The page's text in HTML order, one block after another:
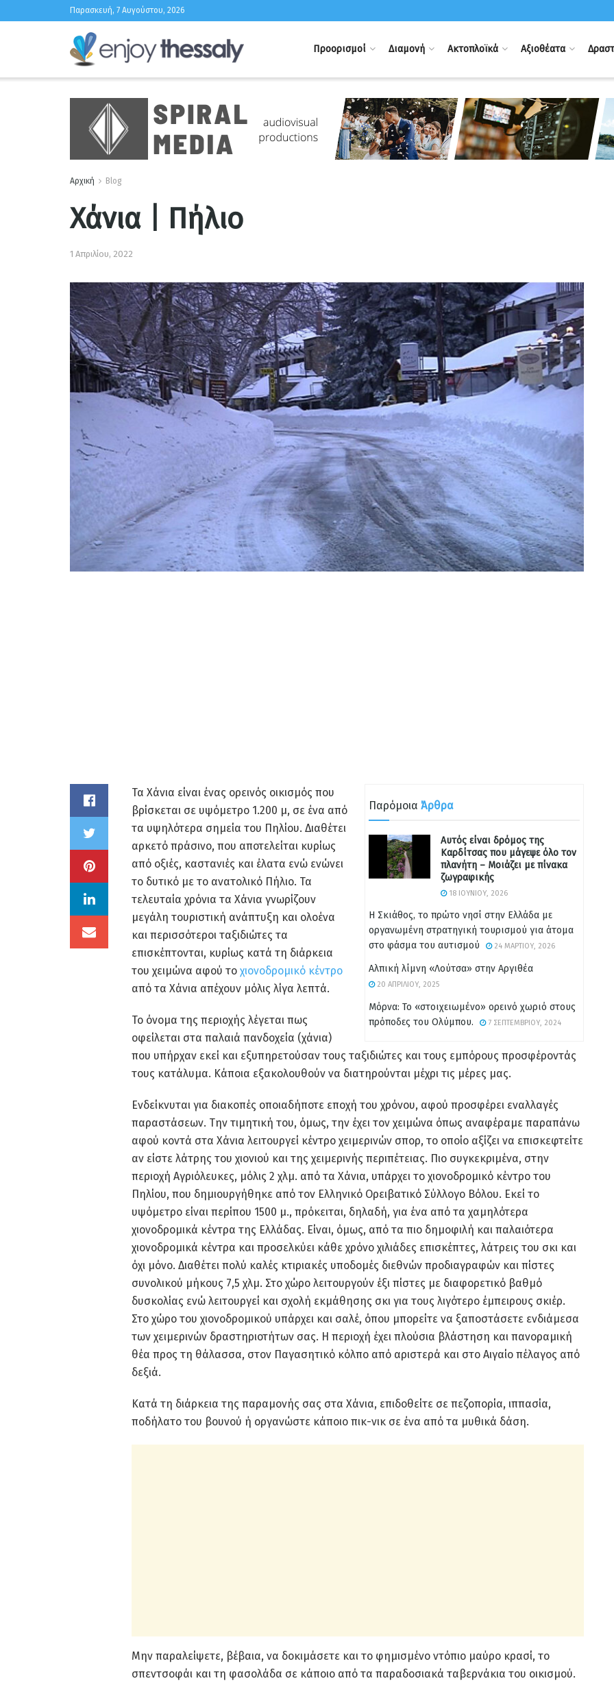
Παρασκευή, 7 Αυγούστου, 2026
Προορισμοί Διαμονή Ακτοπλοϊκά Αξιοθέατα
Αρχική Blog
Χάνια | Πήλιο
1 Απριλίου, 2022
Παρόμοια Άρθρα
Αυτός είναι δρόμος της
Καρδίτσας που μάγεψε όλο τον
πλανήτη – Μοιάζει με πίνακα
ζωγραφικής
18 ΙΟΥΝΊΟΥ, 2026
Η Σκιάθος, το πρώτο νησί στην Ελλάδα με
οργανωμένη στρατηγική τουρισμού για άτομα
στο φάσμα του αυτισμού
24 ΜΑΡΤΊΟΥ, 2026
Αλπική λίμνη «Λούτσα» στην Αργιθέα
20 ΑΠΡΙΛΊΟΥ, 2025
Μόρνα: Το «στοιχειωμένο» ορεινό χωριό στους
πρόποδες του Ολύμπου.
7 ΣΕΠΤΕΜΒΡΊΟΥ, 2024
Τα Χάνια είναι ένας ορεινός οικισμός που
βρίσκεται σε υψόμετρο 1.200 μ, σε ένα από
τα υψηλότερα σημεία του Πηλίου. Διαθέτει
αρκετό πράσινο, που αποτελείται κυρίως
από οξιές, καστανιές και έλατα ενώ ενώνει
το δυτικό με το ανατολικό Πήλιο. Τα
τελευταία χρόνια τα Χάνια γνωρίζουν
μεγάλη τουριστική ανάπτυξη και ολοένα
και περισσότεροι ταξιδιώτες τα
επισκέπτονται, κυρίως κατά τη διάρκεια
του χειμώνα αφού το χιονοδρομικό κέντρο
από τα Χάνια απέχουν μόλις λίγα λεπτά.
Το όνομα της περιοχής λέγεται πως
οφείλεται στα παλαιά πανδοχεία (χάνια)
που υπήρχαν εκεί και εξυπηρετούσαν τους ταξιδιώτες και τους εμπόρους προσφέροντάς
τους κατάλυμα. Κάποια εξακολουθούν να διατηρούνται μέχρι τις μέρες μας.
Ενδείκνυται για διακοπές οποιαδήποτε εποχή του χρόνου, αφού προσφέρει εναλλαγές
παραστάσεων. Την τιμητική του, όμως, την έχει τον χειμώνα όπως αναφέραμε παραπάνω
αφού κοντά στα Χάνια λειτουργεί κέντρο χειμερινών σπορ, το οποίο αξίζει να επισκεφτείτε
αν είστε λάτρης του χιονιού και της χειμερινής περιπέτειας. Πιο συγκεκριμένα, στην
περιοχή Αγριόλευκες, μόλις 2 χλμ. από τα Χάνια, υπάρχει το χιονοδρομικό κέντρο του
Πηλίου, που δημιουργήθηκε από τον Ελληνικό Ορειβατικό Σύλλογο Βόλου. Εκεί το
υψόμετρο είναι περίπου 1500 μ., πρόκειται, δηλαδή, για ένα από τα χαμηλότερα
χιονοδρομικά κέντρα της Ελλάδας. Είναι, όμως, από τα πιο δημοφιλή και παλαιότερα
χιονοδρομικά κέντρα και προσελκύει κάθε χρόνο χιλιάδες επισκέπτες, λάτρεις του σκι και
όχι μόνο. Διαθέτει πολύ καλές κτιριακές υποδομές διεθνών προδιαγραφών και πίστες
συνολικού μήκους 7,5 χλμ. Στο χώρο λειτουργούν έξι πίστες με διαφορετικό βαθμό
δυσκολίας ενώ λειτουργεί και σχολή εκμάθησης σκι για τους λιγότερο έμπειρους σκιέρ.
Στο χώρο του χιονοδρομικού υπάρχει και σαλέ, όπου μπορείτε να ξαποστάσετε ενδιάμεσα
των χειμερινών δραστηριοτήτων σας. Η περιοχή έχει πλούσια βλάστηση και πανοραμική
θέα προς τη θάλασσα, στον Παγασητικό κόλπο από αριστερά και στο Αιγαίο πέλαγος από
δεξιά.
Κατά τη διάρκεια της παραμονής σας στα Χάνια, επιδοθείτε σε πεζοπορία, ιππασία,
ποδήλατο του βουνού ή οργανώστε κάποιο πικ-νικ σε ένα από τα μυθικά δάση.
Μην παραλείψετε, βέβαια, να δοκιμάσετε και το φημισμένο ντόπιο μαύρο κρασί, το
σπεντσοφάι και τη φασολάδα σε κάποιο από τα παραδοσιακά ταβερνάκια του οικισμού.